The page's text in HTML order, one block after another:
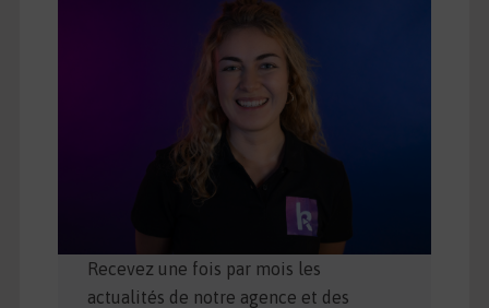
Recevez une fois par mois les
actualités de notre agence et des